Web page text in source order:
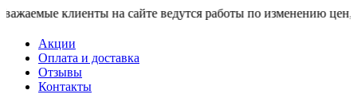
клиенты на сайте ведутся работы по изменению цен,
Акции
Оплата и доставка
Отзывы
Контакты